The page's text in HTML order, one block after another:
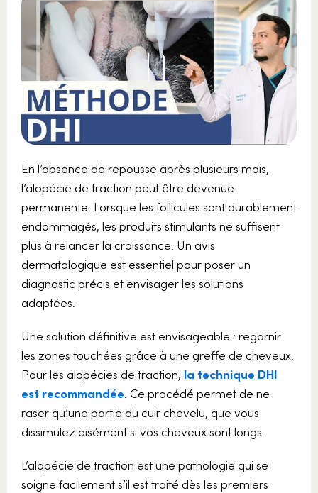
En l’absence de repousse après plusieurs mois,
l’alopécie de traction peut être devenue
permanente. Lorsque les follicules sont durablement
endommagés, les produits stimulants ne suffisent
plus à relancer la croissance. Un avis
dermatologique est essentiel pour poser un
diagnostic précis et envisager les solutions
adaptées.
Une solution définitive est envisageable : regarnir
les zones touchées grâce à une greffe de cheveux.
Pour les alopécies de traction, la technique DHI
est recommandée. Ce procédé permet de ne
raser qu’une partie du cuir chevelu, que vous
dissimulez aisément si vos cheveux sont longs.
L’alopécie de traction est une pathologie qui se
soigne facilement s’il est traité dès les premiers